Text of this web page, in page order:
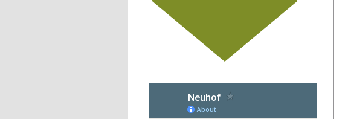
18 octobre 2018
Un jardin face aux
obstacles
Jouer à Fifa à la
médiathèque